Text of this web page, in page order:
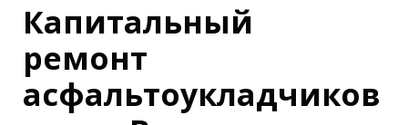
Капитальный
ремонт
асфальтоукладчиков